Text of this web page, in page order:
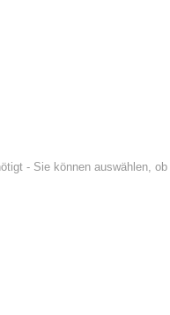
- Sie können auswählen, ob